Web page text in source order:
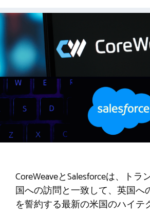
CoreWeaveとSalesforceは、ト
国への訪問と一致して、英国へ
を誓約する最新の米国のハイテ